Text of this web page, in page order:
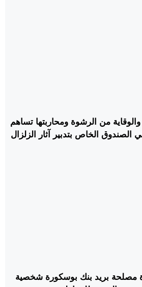
والوقاية من الرشوة ومحاربتها تساهم
مصلحة بريد بنك بوسكورة شخصية